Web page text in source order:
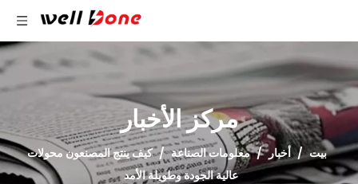
مركز الأخبار
بيت / أخبار / معلومات الصناعة / كيف ينتج المصنعون محولات
عالية الجودة وطويلة الأمد